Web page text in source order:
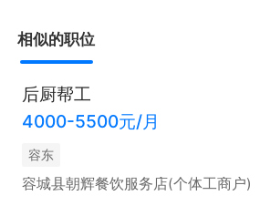
相似的职位
后厨帮工
4000-5500元/月
容东
容城县朝辉餐饮服务店(个体工商户)